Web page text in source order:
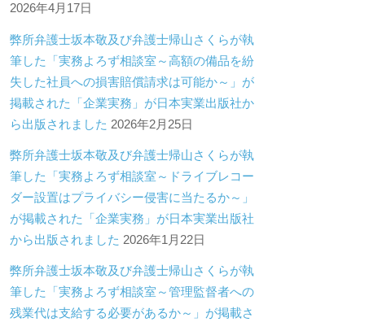
2026年4月17日
弊所弁護士坂本敬及び弁護士帰山さくらが執
筆した「実務よろず相談室～高額の備品を紛
失した社員への損害賠償請求は可能か～」が
掲載された「企業実務」が日本実業出版社か
ら出版されました 2026年2月25日
弊所弁護士坂本敬及び弁護士帰山さくらが執
筆した「実務よろず相談室～ドライブレコー
ダー設置はプライバシー侵害に当たるか～」
が掲載された「企業実務」が日本実業出版社
から出版されました 2026年1月22日
弊所弁護士坂本敬及び弁護士帰山さくらが執
筆した「実務よろず相談室～管理監督者への
残業代は支給する必要があるか～」が掲載さ